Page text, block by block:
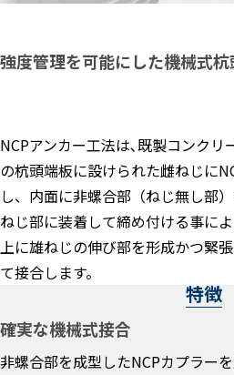
強度管理を可能にした機械式
NCPアンカー工法は､既製コンクリ
の杭頭端板に設けられた雌ねじに
し、内面に非螺合部（ねじ無し部
ねじ部に装着して締め付ける事に
上に雄ねじの伸び部を形成かつ緊
て接合します。
特徴
確実な機械式接合
非螺合部を成型したNCPカプラー